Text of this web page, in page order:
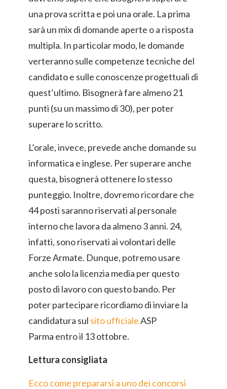
una prova scritta e poi una orale. La prima
sarà un mix di domande aperte o a risposta
multipla. In particolar modo, le domande
verteranno sulle competenze tecniche del
candidato e sulle conoscenze progettuali di
quest’ultimo. Bisognerà fare almeno 21
punti (su un massimo di 30), per poter
superare lo scritto.
L’orale, invece, prevede anche domande su
informatica e inglese. Per superare anche
questa, bisognerà ottenere lo stesso
punteggio. Inoltre, dovremo ricordare che
44 posti saranno riservati al personale
interno che lavora da almeno 3 anni. 24,
infatti, sono riservati ai volontari delle
Forze Armate. Dunque, potremo usare
anche solo la licenzia media per questo
posto di lavoro con questo bando. Per
poter partecipare ricordiamo di inviare la
candidatura sul sito ufficialeASP
Parma entro il 13 ottobre.
Lettura consigliata
Ecco come prepararsi a uno dei concorsi